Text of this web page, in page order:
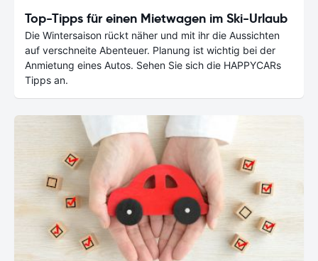
Top-Tipps für einen Mietwagen im Ski-Urlaub
Die Wintersaison rückt näher und mit ihr die Aussichten
auf verschneite Abenteuer. Planung ist wichtig bei der
Anmietung eines Autos. Sehen Sie sich die HAPPYCARs
Tipps an.